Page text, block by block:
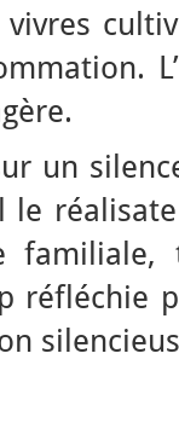
un
le
réfléchie